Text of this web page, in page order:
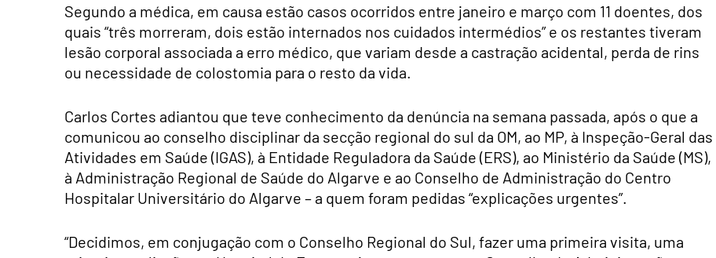
Segundo a médica, em causa estão casos ocorridos entre janeiro e março com 11 doentes, dos
quais “três morreram, dois estão internados nos cuidados intermédios” e os restantes tiveram
lesão corporal associada a erro médico, que variam desde a castração acidental, perda de rins
ou necessidade de colostomia para o resto da vida.
Carlos Cortes adiantou que teve conhecimento da denúncia na semana passada, após o que a
comunicou ao conselho disciplinar da secção regional do sul da OM, ao MP, à Inspeção-Geral das
Atividades em Saúde (IGAS), à Entidade Reguladora da Saúde (ERS), ao Ministério da Saúde (MS),
à Administração Regional de Saúde do Algarve e ao Conselho de Administração do Centro
Hospitalar Universitário do Algarve – a quem foram pedidas “explicações urgentes”.
“Decidimos, em conjugação com o Conselho Regional do Sul, fazer uma primeira visita, uma